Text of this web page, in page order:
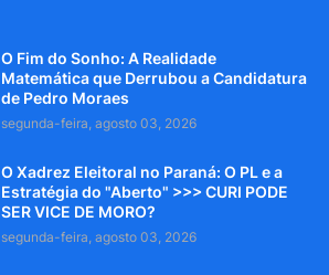
O Fim do Sonho: A Realidade
Matemática que Derrubou a Candidatura
de Pedro Moraes
segunda-feira, agosto 03, 2026
O Xadrez Eleitoral no Paraná: O PL e a
Estratégia do "Aberto" >>> CURI PODE
SER VICE DE MORO?
segunda-feira, agosto 03, 2026